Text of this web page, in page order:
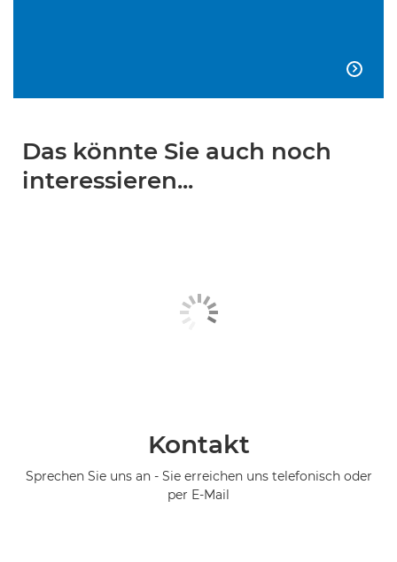

Das könnte Sie auch noch
interessieren...
Kontakt
Sprechen Sie uns an - Sie erreichen uns telefonisch oder
per E-Mail